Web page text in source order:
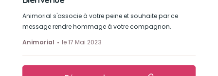
Animorial s'associe à votre peine et souhaite par ce
message rendre hommage à votre compagnon.
Animorial
le 17 Mai 2023